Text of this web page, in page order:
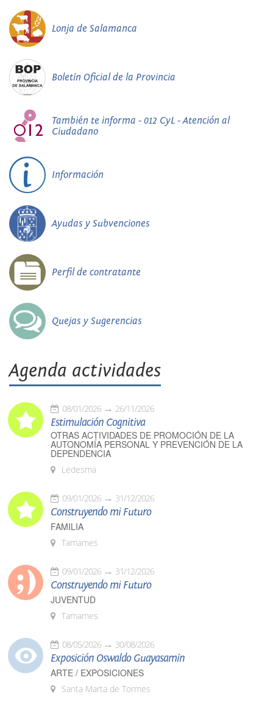
Lonja de Salamanca
Boletín Oficial de la Provincia
También te informa - 012 CyL - Atención al
Ciudadano
Información
Ayudas y Subvenciones
Perfil de contratante
Quejas y Sugerencias
Agenda actividades
08/01/2026 26/11/2026
Estimulación Cognitiva
OTRAS ACTIVIDADES DE PROMOCIÓN DE LA
AUTONOMÍA PERSONAL Y PREVENCIÓN DE LA
DEPENDENCIA
Ledesma
09/01/2026 31/12/2026
Construyendo mi Futuro
FAMILIA
Tamames
09/01/2026 31/12/2026
Construyendo mi Futuro
JUVENTUD
Tamames
08/05/2026 30/08/2026
Exposición Oswaldo Guayasamín
ARTE / EXPOSICIONES
Santa Marta de Tormes